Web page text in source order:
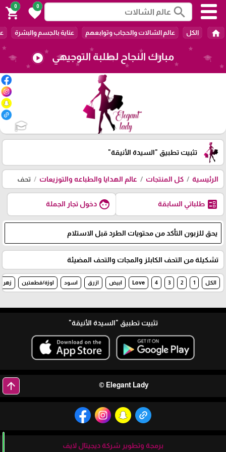
search
0
favorite
0
shopping_cart
home الكل عالم الشالات والحجاب وتوابعهم عناية بالجسم والبشرة
مبارك النجاح لطلبة التوجيهي play_circle
🎓
تثبيت تطبيق "السيدة الأنيقة"
الرئيسية كل المنتجات عالم الهدايا والطباعه والتوزيعات تحف
ballot طلباتي السابقة face دخول تجار الجملة
يحق للزبون التأكد من محتويات الطرد قبل الاستلام
تشكيلة من التحف الكابلز والمجات والتحف المضيئة
الكل 1
2
3
4
Love ابيض ازرق اسود اوزة/قطعتين
تثبيت تطبيق "السيدة الأنيقة"
Elegant Lady ©
arrow_upward
برمجة وتطوير شركة ديجيتال لايف